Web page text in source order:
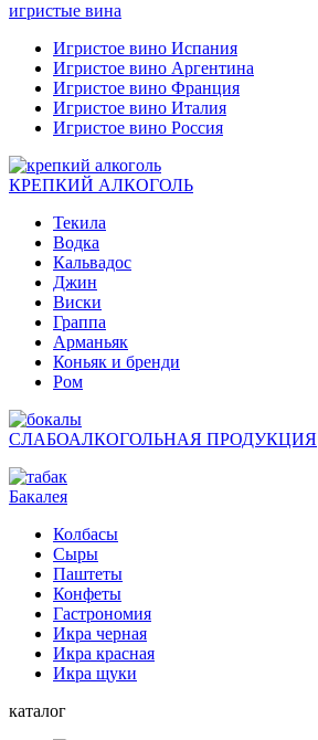
игристые вина
Игристое вино Испания
Игристое вино Аргентина
Игристое вино Франция
Игристое вино Италия
Игристое вино Россия
КРЕПКИЙ АЛКОГОЛЬ
Текила
Водка
Кальвадос
Джин
Виски
Граппа
Арманьяк
Коньяк и бренди
Ром
СЛАБОАЛКОГОЛЬНАЯ ПРОДУКЦИЯ
Бакалея
Колбасы
Сыры
Паштеты
Конфеты
Гастрономия
Икра черная
Икра красная
Икра щуки
каталог